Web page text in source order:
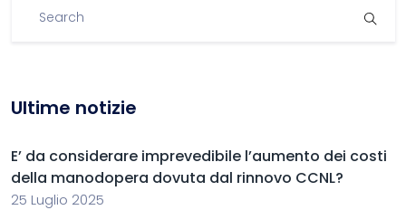
Ultime notizie
E’ da considerare imprevedibile l’aumento dei costi
della manodopera dovuta dal rinnovo CCNL?
25 Luglio 2025